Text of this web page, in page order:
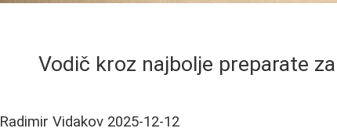
Vodič kroz najbolje preparate
Radimir Vidakov 2025-12-12